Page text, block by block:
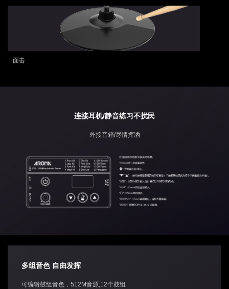
面击
连接耳机/静音练习不扰民
外接音箱/尽情挥洒
多组音色 自由发挥
可编辑鼓组音色，512M音源,12个鼓组